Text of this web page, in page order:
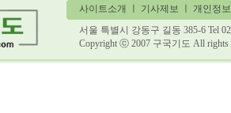
사이트소개 기사제보 ㅣ 개인정
서울 특별시 강동구 길동 385-6 Tel
Copyright ⓒ 2007 구국기도 All